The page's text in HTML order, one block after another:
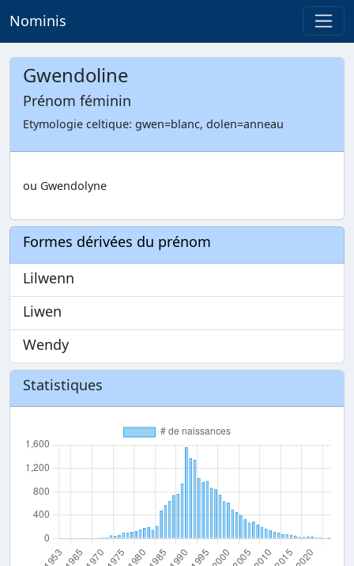
Nominis
Gwendoline
Prénom féminin
Etymologie celtique: gwen=blanc, dolen=anneau
ou Gwendolyne
Formes dérivées du prénom
Lilwenn
Liwen
Wendy
Statistiques